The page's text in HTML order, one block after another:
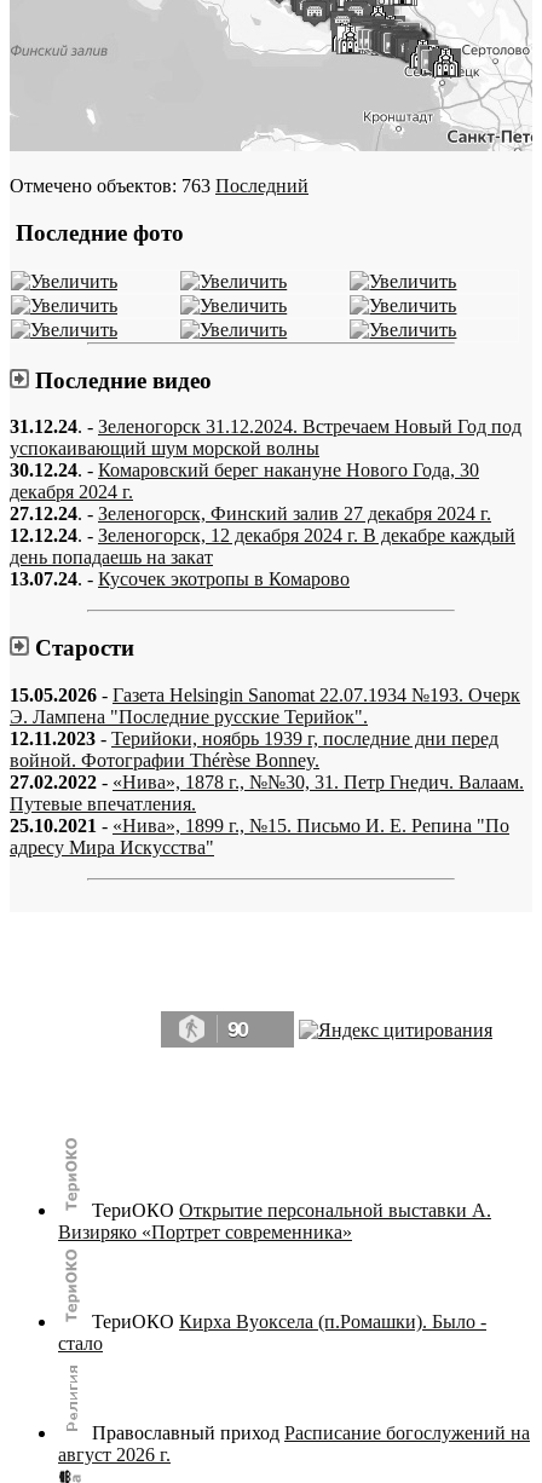
Отмечено объектов: 763 Последний
Последние фото
Последние видео
31.12.24. - Зеленогорск 31.12.2024. Встречаем Новый Год под
успокаивающий шум морской волны
30.12.24. - Комаровский берег накануне Нового Года, 30
декабря 2024 г.
27.12.24. - Зеленогорск, Финский залив 27 декабря 2024 г.
12.12.24. - Зеленогорск, 12 декабря 2024 г. В декабре каждый
день попадаешь на закат
13.07.24. - Кусочек экотропы в Комарово
Старости
15.05.2026 - Газета Helsingin Sanomat 22.07.1934 №193. Очерк
Э. Лампена "Последние русские Терийок".
12.11.2023 - Терийоки, ноябрь 1939 г, последние дни перед
войной. Фотографии Thérèse Bonney.
27.02.2022 - «Нива», 1878 г., №№30, 31. Петр Гнедич. Валаам.
Путевые впечатления.
25.10.2021 - «Нива», 1899 г., №15. Письмо И. Е. Репина "По
адресу Мира Искусства"
90
ТериОКО Открытие персональной выставки А.
Визиряко «Портрет современника»
ТериОКО Кирха Вуоксела (п.Ромашки). Было -
стало
Православный приход Расписание богослужений на
август 2026 г.